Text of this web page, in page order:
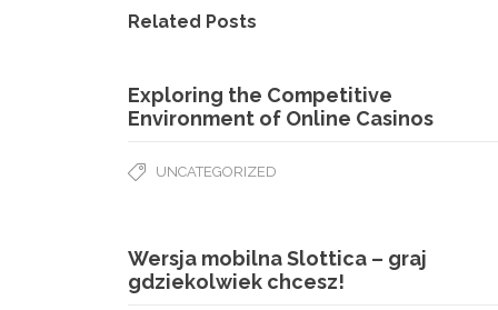
Related Posts
Exploring the Competitive
Environment of Online Casinos
UNCATEGORIZED
Wersja mobilna Slottica – graj
gdziekolwiek chcesz!